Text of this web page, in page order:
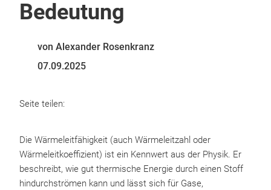
Bedeutung
von Alexander Rosenkranz
07.09.2025
Seite teilen:
Die Wärmeleitfähigkeit (auch Wärmeleitzahl oder
Wärmeleitkoeffizient) ist ein Kennwert aus der Physik. Er
beschreibt, wie gut thermische Energie durch einen Stoff
hindurchströmen kann und lässt sich für Gase,